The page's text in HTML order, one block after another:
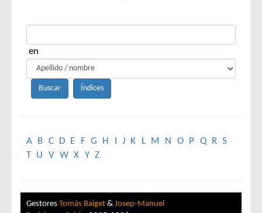
en
A B C D E F G H J K L M N O P Q R S
T U V W X Y Z
Gestores Tomàs Baiget & Josep-Manuel